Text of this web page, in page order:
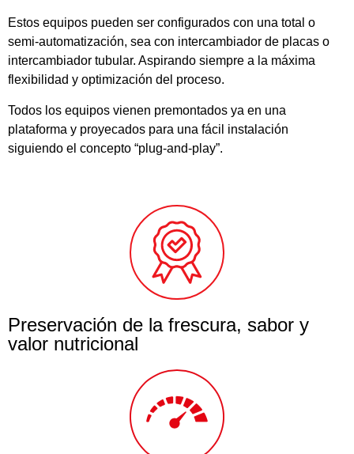
Estos equipos pueden ser configurados con una total o
semi-automatización, sea con intercambiador de placas o
intercambiador tubular. Aspirando siempre a la máxima
flexibilidad y optimización del proceso.
Todos los equipos vienen premontados ya en una
plataforma y proyecados para una fácil instalación
siguiendo el concepto “plug-and-play”.
Preservación de la frescura, sabor y
valor nutricional